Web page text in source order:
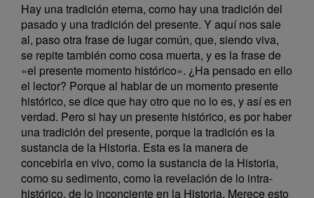
Hay una tradición eterna, como hay una tradición del
pasado y una tradición del presente. Y aquí nos sale
al, paso otra frase de lugar común, que, siendo viva,
se repite también como cosa muerta, y es la frase de
«el presente momento histórico». ¿Ha pensado en ello
el lector? Porque al hablar de un momento presente
histórico, se dice que hay otro que no lo es, y así es en
verdad. Pero si hay un presente histórico, es por haber
una tradición del presente, porque la tradición es la
sustancia de la Historia. Esta es la manera de
concebirla en vivo, como la sustancia de la Historia,
como su sedimento, como la revelación de lo intra-
histórico, de lo inconciente en la Historia. Merece esto